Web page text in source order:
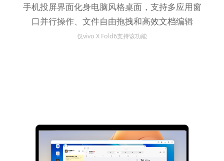
手机投屏界面化身电脑风格桌面，支持多应用窗
口并行操作、文件自由拖拽和高效文档编辑
仅vivo X Fold6支持该功能